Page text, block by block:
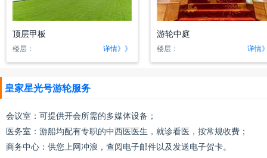
顶层甲板
楼层： 详情》》
游轮中庭
楼层： 详情
皇家星光号游轮服务
会议室：可提供开会所需的多媒体设备；
医务室：游船均配有专职的中西医医生，就诊看医，按常规收费；
商务中心：供您上网冲浪，查阅电子邮件以及发送电子贺卡。